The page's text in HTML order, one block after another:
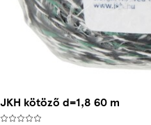
JKH kötöző d=1,8 60 m